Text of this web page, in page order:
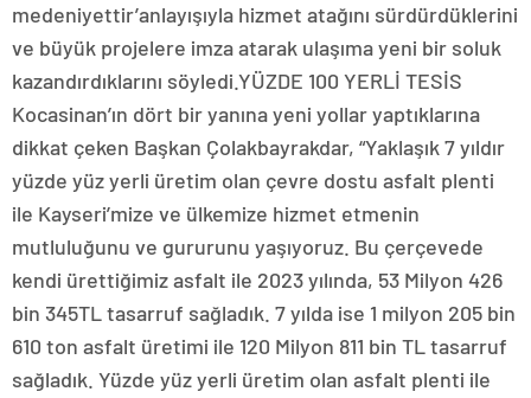
medeniyettir’anlayışıyla hizmet atağını sürdürdüklerini
ve büyük projelere imza atarak ulaşıma yeni bir soluk
kazandırdıklarını söyledi.YÜZDE 100 YERLİ TESİS
Kocasinan’ın dört bir yanına yeni yollar yaptıklarına
dikkat çeken Başkan Çolakbayrakdar, “Yaklaşık 7 yıldır
yüzde yüz yerli üretim olan çevre dostu asfalt plenti
ile Kayseri’mize ve ülkemize hizmet etmenin
mutluluğunu ve gururunu yaşıyoruz. Bu çerçevede
kendi ürettiğimiz asfalt ile 2023 yılında, 53 Milyon 426
bin 345TL tasarruf sağladık. 7 yılda ise 1 milyon 205 bin
610 ton asfalt üretimi ile 120 Milyon 811 bin TL tasarruf
sağladık. Yüzde yüz yerli üretim olan asfalt plenti ile